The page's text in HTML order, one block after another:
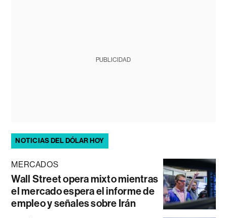
PUBLICIDAD
NOTICIAS DEL DÓLAR HOY
MERCADOS
Wall Street opera mixto mientras
el mercado espera el informe de
empleo y señales sobre Irán